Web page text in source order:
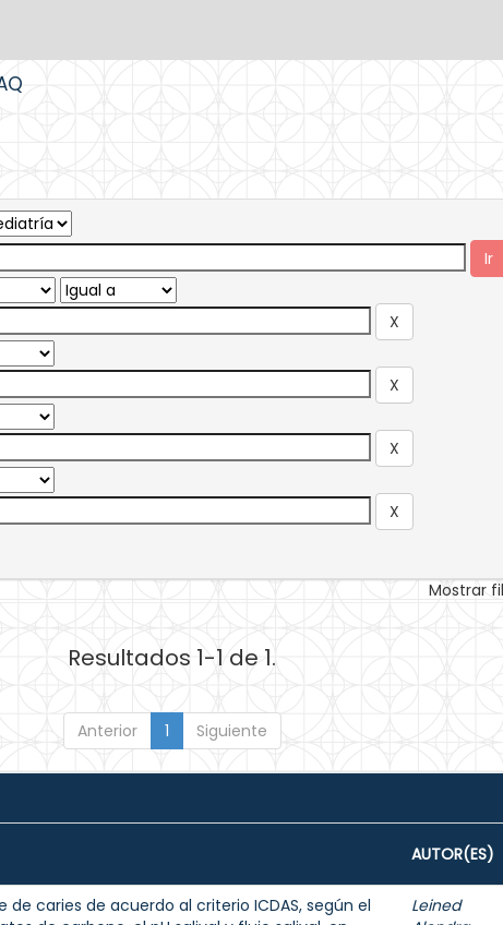
Mostrar
Resultados 1-1 de 1.
Anterior 1 Siguiente
AUTOR(ES)
caries de acuerdo al criterio ICDAS, según el
Leined